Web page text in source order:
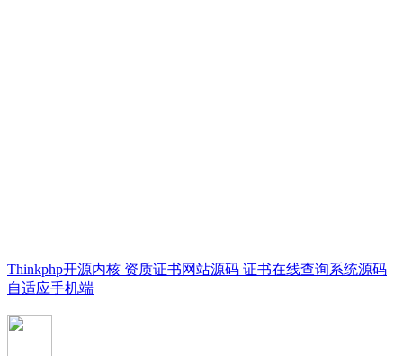
Thinkphp开源内核 资质证书网站源码 证书在线查询系统源码
自适应手机端